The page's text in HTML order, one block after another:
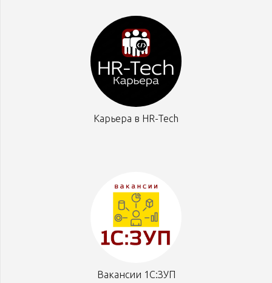
Карьера в HR-Tech
Вакансии 1С:ЗУП